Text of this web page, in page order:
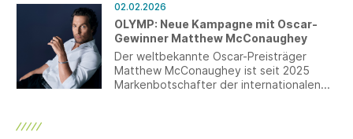
ein, sondern lebt auch im eigenen Team
die Generationenvielfalt.
02.02.2026
OLYMP: Neue Kampagne mit Oscar-
Gewinner Matthew McConaughey
Der weltbekannte Oscar-Preisträger
Matthew McConaughey ist seit 2025
Markenbotschafter der internationalen